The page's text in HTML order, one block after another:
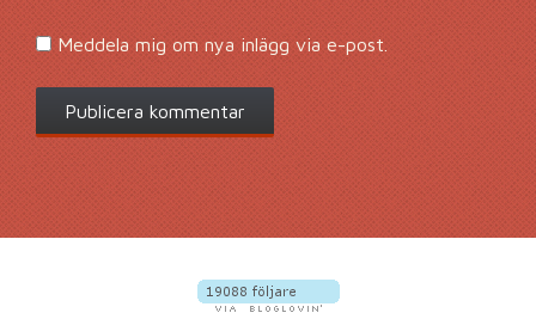
Meddela mig om nya inlägg via e-post.